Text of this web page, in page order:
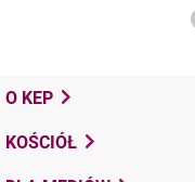
O KEP
KOŚCIÓŁ